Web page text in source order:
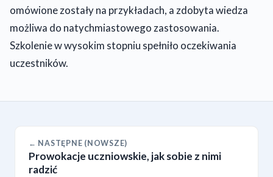
omówione zostały na przykładach, a zdobyta wiedza
możliwa do natychmiastowego zastosowania.
Szkolenie w wysokim stopniu spełniło oczekiwania
uczestników.
← NASTĘPNE (NOWSZE)
Prowokacje uczniowskie, jak sobie z nimi
radzić